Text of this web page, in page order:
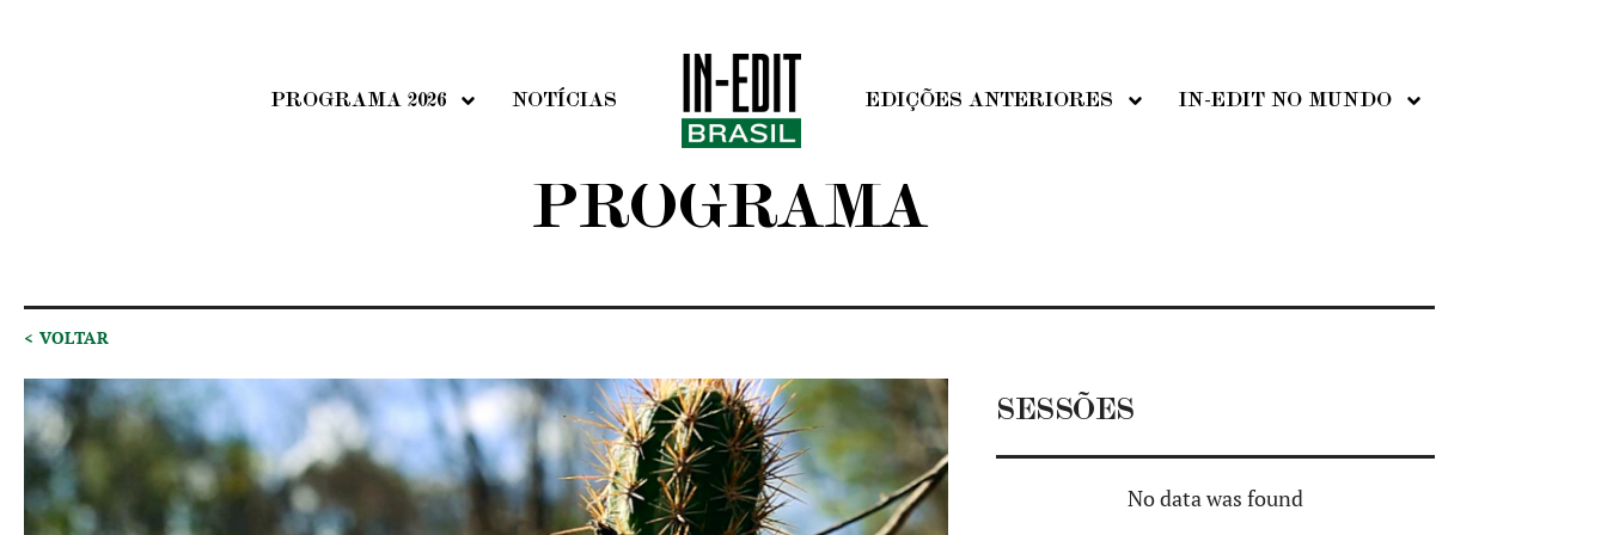
PROGRAMA 2026 NOTÍCIAS EDIÇÕES ANTERIORES IN-EDIT NO MUNDO
PROGRAMA
< VOLTAR
SESSÕES
No data was found